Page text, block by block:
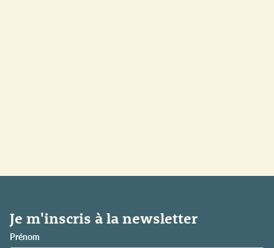
Je m'inscris à la newsletter
Prénom